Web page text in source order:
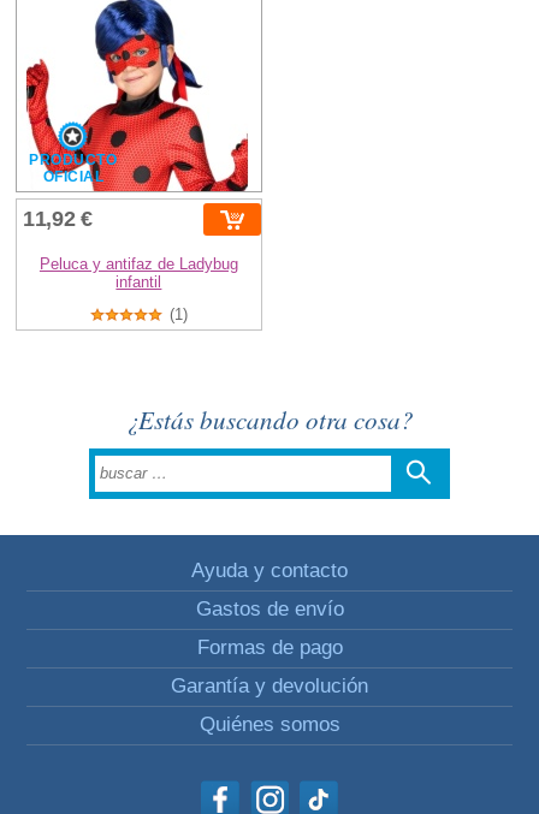
PRODUCTO
OFICIAL
11,92 €
Peluca y antifaz de Ladybug
infantil
(1)
¿Estás buscando otra cosa?
Ayuda y contacto
Gastos de envío
Formas de pago
Garantía y devolución
Quiénes somos